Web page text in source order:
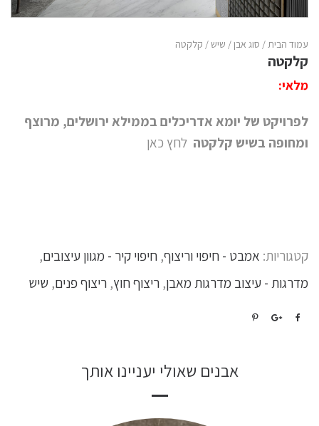
עמוד הבית/ סוג אבן/ שיש/ קלקטה
קלקטה
מלאי:
לפרויקט של יומא אדריכלים בממילא ירושלים, מרוצף
ומחופה בשיש קלקטה לחץ כאן
קטגוריות: אמבט - חיפוי וריצוף, חיפוי קיר - מגוון עיצובים,
מדרגות - עיצוב מדרגות מאבן, ריצוף חוץ, ריצוף פנים, שיש
אבנים שאולי יעניינו אותך